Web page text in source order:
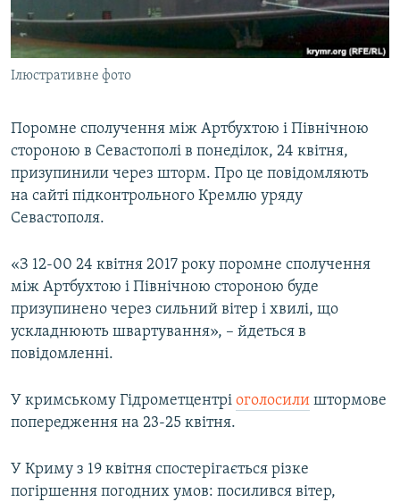
ВІДЕОУРОКИ «ELIFBE»
СВІДЧЕННЯ ОКУПАЦІЇ
УКРАЇНСЬКА ПРОБЛЕМА КРИМУ
Русский
Qırımtatar
Усі сайти RFE/RL
Ілюстративне фото
Поромне сполучення між Артбухтою і Північною
стороною в Севастополі в понеділок, 24 квітня,
призупинили через шторм. Про це повідомляють
на сайті підконтрольного Кремлю уряду
Севастополя.
«З 12-00 24 квітня 2017 року поромне сполучення
між Артбухтою і Північною стороною буде
призупинено через сильний вітер і хвилі, що
ускладнюють швартування», – йдеться в
повідомленні.
У кримському Гідрометцентрі оголосили штормове
попередження на 23-25 квітня.
У Криму з 19 квітня спостерігається різке
погіршення погодних умов: посилився вітер,